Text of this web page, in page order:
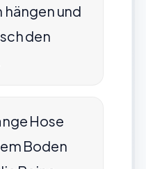
hängen und
den
Hose
Boden